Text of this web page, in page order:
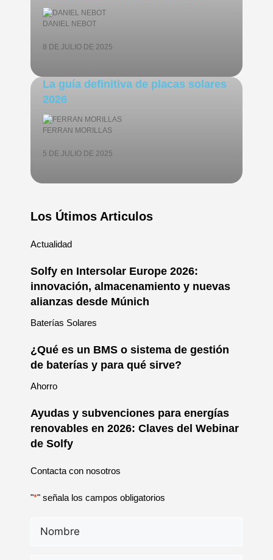
DANIEL NEBOT
8 DE JULIO DE 2025
La guía definitiva de placas solares
2026
FERRAN MORILLAS
5 DE JULIO DE 2025
Los Útimos Articulos
Actualidad
Solfy en Intersolar Europe 2026:
innovación, almacenamiento y nuevas
alianzas desde Múnich
Baterías Solares
¿Qué es un BMS o sistema de gestión
de baterías y para qué sirve?
Ahorro
Ayudas y subvenciones para energías
renovables en 2026: Claves del Webinar
de Solfy
Contacta con nosotros
"*" señala los campos obligatorios